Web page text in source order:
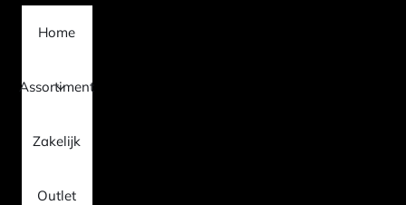
Home
Assortiment
Zakelijk
Outlet